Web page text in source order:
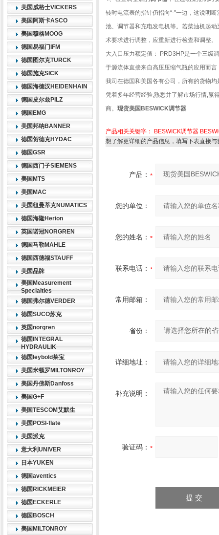
美国威格士VICKERS
美国阿斯卡ASCO
美国穆格MOOG
德国易福门IFM
德国图尔克TURCK
德国施克SICK
德国海德汉HEIDENHAIN
德国皮尔兹PILZ
德国EMG
美国邦纳BANNER
德国贺德克HYDAC
德国GSR
德国西门子SIEMENS
美国MTS
美国MAC
美国纽曼蒂克NUMATICS
德国海隆Herion
英国诺冠NORGREN
德国马勒MAHLE
德国西德福STAUFF
美国品牌
美国Measurement
Specialties
德国弗尔德VERDER
德国SUCO苏克
英国norgren
德国INTEGRAL
HYDRAULIK
德国leybold莱宝
美国米顿罗MILTONROY
美国丹佛斯Danfoss
美国G+F
美国TESCOM艾默生
美国POSI-flate
美国派克
意大利UNIVER
日本YUKEN
德国aventics
德国RICKMEIER
德国ECKERLE
德国BOSCH
美国MILTONROY
转时电流表的指针仍指向“-"一边，这说明
池、调节器和充电发电机等。若柴油机起
术要求进行调整，应重新进行检查和调整。
大入口压力额定值： PRD3HP是一个三级
于源流体直接来自高压压缩气瓶的应用而
我司在德国和美国各有公司，所有的货物
凭着多年经营经验,熟悉并了解市场行情,赢
商。 现货美国BESWICK调节器
产品相关关键字： BESWICK调节器
想了解更详细的产品信息，填写下表直接与
产品：
您的单位：
您的姓名：
联系电话：
常用邮箱：
省份：
详细地址：
补充说明：
验证码：